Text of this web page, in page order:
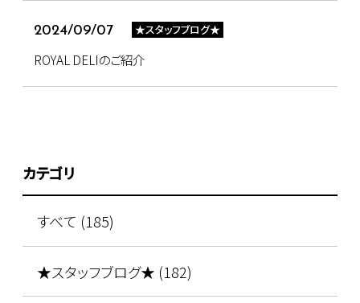
2024/09/07 ★スタッフブログ★
ROYAL DELIのご紹介
カテゴリ
すべて (185)
★スタッフブログ★ (182)